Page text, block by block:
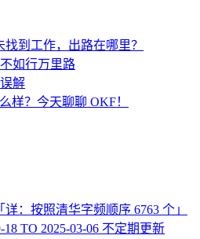
到工作，出路在哪里？
如行万里路
解
样？今天聊聊 OKF！
：按照清华字频顺序 6763 个」
18 TO 2025-03-06 不定期更新